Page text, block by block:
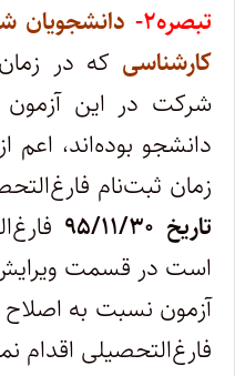
تبصره‌۲-
دانشجویان‌
کارشناسی که در
شرکت در این آزمون
دانشجو بوده‌اند، اعم
زمان ثبت‌نام
تاریخ ۹۵/۱۱/۳۰
است در قسمت
آزمون نسبت به
فارغ‌التحصیلی اقدام